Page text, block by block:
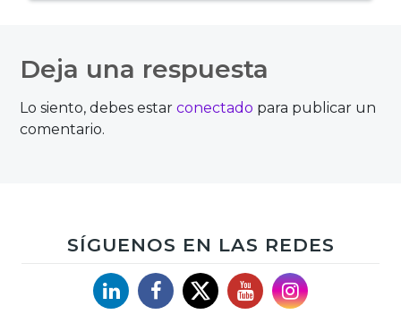
de
entradas
Deja una respuesta
Lo siento, debes estarconectado para publicar un
comentario.
SÍGUENOS EN LAS REDES
LinkedinFacebook
X YouTubeInstagram